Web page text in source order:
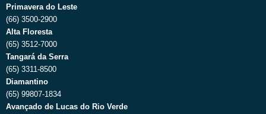
Primavera do Leste
(66) 3500-2900
Alta Floresta
(65) 3512-7000
Tangará da Serra
(65) 3311-8500
Diamantino
(65) 99807-1834
Avançado de Lucas do Rio Verde